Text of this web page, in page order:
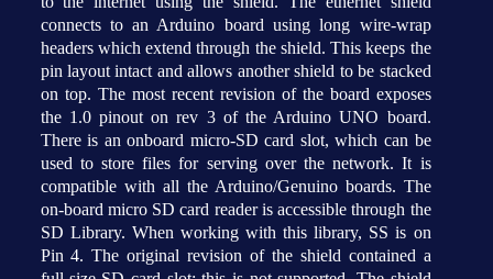
connects to an Arduino board using long wire-wrap
headers which extend through the shield. This keeps the
pin layout intact and allows another shield to be stacked
on top. The most recent revision of the board exposes
the 1.0 pinout on rev 3 of the Arduino UNO board.
There is an onboard micro-SD card slot, which can be
used to store files for serving over the network. It is
compatible with all the Arduino/Genuino boards. The
on-board micro SD card reader is accessible through the
SD Library. When working with this library, SS is on
Pin 4. The original revision of the shield contained a